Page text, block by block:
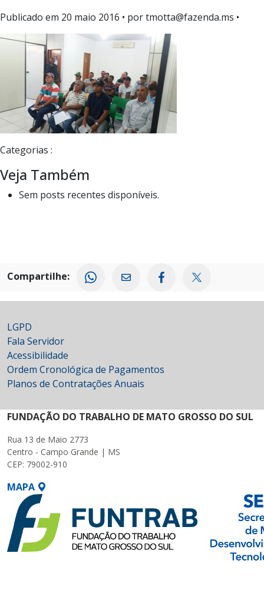
Publicado em 20 maio 2016 • por tmotta@fazenda.ms •
Categorias :
Veja Também
Sem posts recentes disponíveis.
Compartilhe:
LGPD
Fala Servidor
Acessibilidade
Ordem Cronológica de Pagamentos
Planos de Contratações Anuais
FUNDAÇÃO DO TRABALHO DE MATO GROSSO DO SUL
Rua 13 de Maio 2773
Centro - Campo Grande | MS
CEP: 79002-910
MAPA